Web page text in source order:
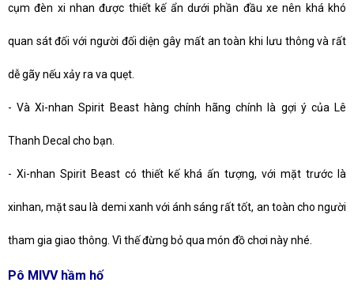
cụm đèn xi nhan được thiết kế ẩn dưới phần đầu xe nên khá khó
quan sát đối với người đối diện gây mất an toàn khi lưu thông và rất
dễ gãy nếu xảy ra va quẹt.
-Và Xi-nhan Spirit Beast hàng chính hãng chính là gợi ý của Lê
Thanh Decal cho bạn.
- Xi-nhan Spirit Beast có thiết kế khá ấn tượng, với mặt trước là
xinhan, mặt sau là demi xanh với ánh sáng rất tốt, an toàn cho người
tham gia giao thông. Vì thế đừng bỏ qua món đồ chơi này nhé.
Pô MIVV hầm hố